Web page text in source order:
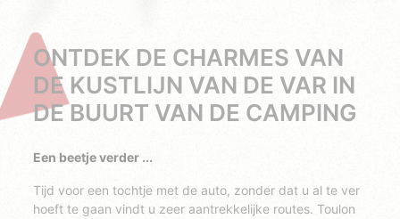
ONTDEK DE CHARMES VAN
DE KUSTLIJN VAN DE VAR IN
DE BUURT VAN DE CAMPING
Een beetje verder ...
Tijd voor een tochtje met de auto, zonder dat u al te ver
hoeft te gaan vindt u zeer aantrekkelijke routes. Toulon